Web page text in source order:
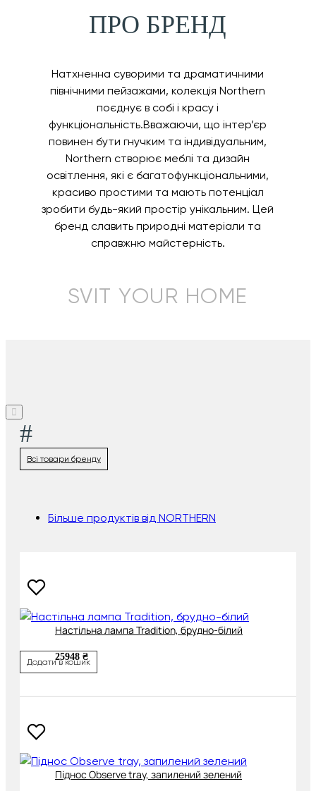
ПРО БРЕНД
Натхненна суворими та драматичними
північними пейзажами, колекція Northern
поєднує в собі і красу і
функціональність.Вважаючи, що інтер’єр
повинен бути гнучким та індивідуальним,
Northern створює меблі та дизайн
освітлення, які є багатофункціональними,
красиво простими та мають потенціал
зробити будь-який простір унікальним. Цей
бренд славить природні матеріали та
справжню майстерність.
SVIT YOUR HOME
#
Всі товари бренду
Більше продуктів від NORTHERN
Настільна лампа Tradition, брудно-білий
25948 ₴
Додати в кошик
Піднос Observe tray, запилений зелений